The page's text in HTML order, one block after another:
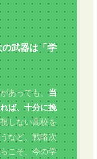
武器は「学
あっても、当
ば、十分に挽
しない高校を
など、戦略次
こそ、今の学